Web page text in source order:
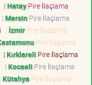
| HatayPire İlaçlama
| MersinPire İlaçlama
| İzmirPire İlaçlama
Pire İlaçlama
| Kırklareli Pire İlaçlama
| Kocaeli Pire İlaçlama
| Kütahya Pire İlaçlama